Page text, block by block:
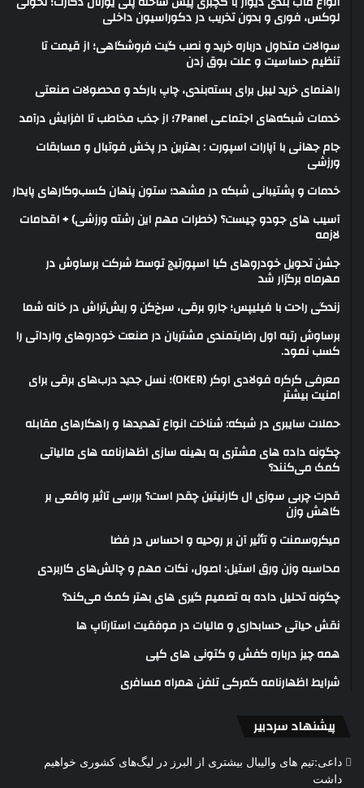
لوکس، فوری و بدون تخریب در دکوراسیون داخلی
سوالات متداول درباره خرید و نصب گیت فروشگاهی؛ از قیمت تا
تنظیم حساسیت و علت بوق زدن
راهنمای خرید لیبل برای بسته‌بندی، چاپ بارکد و محصولات صنعتی
خدمات شبکه‌های اجتماعی 7Panel؛ از جذب مخاطب تا افزایش درآمد
جام جهانی با آپارات اسپورت : بهترین در پخش فوتبال و مسابقات
ورزشی
خدمات و پشتیبانی شبکه در مشهد؛ ستون پنهان کسب‌وکارهای پایدار
آسیب های جودو چیست؟ (خطرات مهم این رشته ورزشی) + اقدامات
لازمه
جشن تحویل خودروهای کیا اسپورتیج توسط شرکت برساوش در
مهرماه برگزار شد
زندگی راحت با فیلیپس؛ جارو برقی، سرخ‌کن و ریش‌تراش در خانه شما
برساوش رتبه اول رضایتمندی مشتریان در صنعت خودروهای وارداتی را
کسب نمود.
معرفی کرکره فولادی اوکر (OKER)؛ نسل جدید درب‌های برقی برای
امنیت بیشتر
حملات سایبری در شبکه: شناخت انواع تهدیدها و راهکارهای مقابله
چگونه داده های مشتری به بهینه سازی اظهارنامه های مالیاتی
کمک می‌کنند؟
قدرت چربی سوزی ال کارنیتین چقدر است؟ بررسی تاثیر واقعی بر
کاهش وزن
میکروسمنت و تأثیر آن بر روحیه و احساس در فضا
محاسبه وزن ورق استیل: اصول، نکات مهم و چالش‌های کاربردی
چگونه تحلیل داده به تصمیم گیری های بهتر کمک می‌کند؟
نقش حیاتی حسابداری و مالیات در موفقیت استارتاپ ها
همه چیز درباره کفش و کتونی های کپی
شرایط اظهارنامه گمرکی تلفن همراه مسافری
پیشنهاد سردبیر
داعی:تیم های والیبال بیشتری از البرز در لیگ‌های کشوری خواهیم
داشت